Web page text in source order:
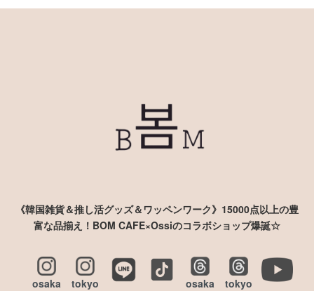
《韓国雑貨＆推し活グッズ＆ワッペンワーク》15000点以上の豊
富な品揃え！BOM CAFE×Ossiのコラボショップ爆誕☆
osaka tokyo osaka tokyo